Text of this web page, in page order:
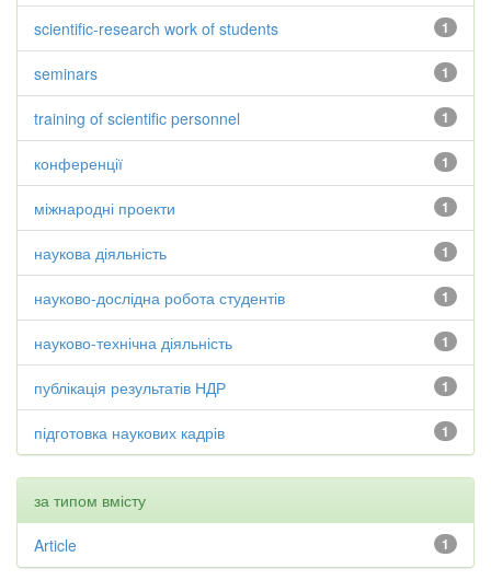
1
scientific-research work of students
1
seminars
1
training of scientific personnel
1
конференції
1
міжнародні проекти
1
наукова діяльність
1
науково-дослідна робота студентів
1
науково-технічна діяльність
1
публікація результатів НДР
1
підготовка наукових кадрів
за типом вмісту
1
Article